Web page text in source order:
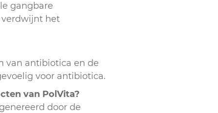
gangbare
verdwijnt het
van antibiotica en de
voor antibiotica.
van PolVita?
door de